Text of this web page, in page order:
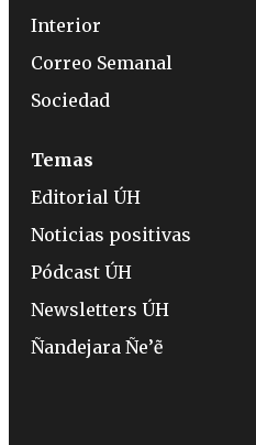
Interior
Correo Semanal
Sociedad
Temas
Editorial ÚH
Noticias positivas
Pódcast ÚH
Newsletters ÚH
Ñandejara Ñe’ẽ